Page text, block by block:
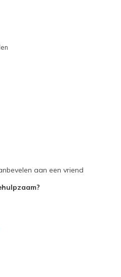
Into Shoes
aan een vriend